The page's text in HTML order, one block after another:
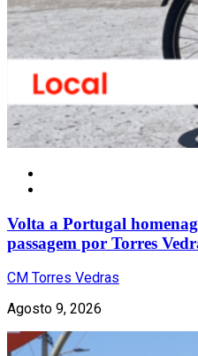
Volta a Portugal
passagem por Torres
CM Torres Vedras
Agosto 9, 2026